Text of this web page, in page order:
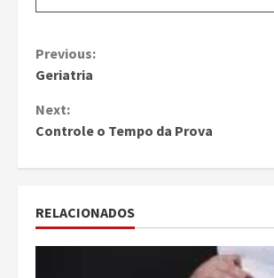
Continue
Previous:
Geriatria
Next:
Controle o Tempo da Prova
RELACIONADOS